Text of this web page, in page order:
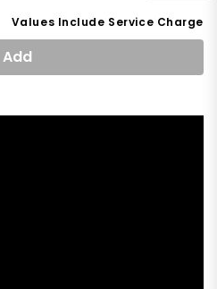
Values Include Service Charge
Add